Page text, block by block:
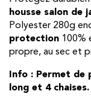
housse salon de
Polyester 280g
protection 100%
propre, au sec et
Info : Permet de
long et 4